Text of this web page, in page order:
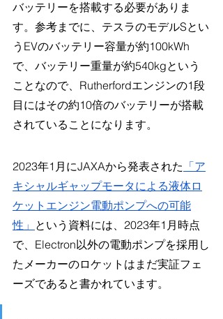
バッテリーを搭載する必要がありま
す。参考までに、テスラのモデルSとい
うEVのバッテリー容量が約100kWh
で、バッテリー重量が約540kgという
ことなので、Rutherfordエンジンの1段
目にはその約10倍のバッテリーが搭載
されていることになります。
2023年1月にJAXAから発表された 「ア
キシャルギャップモータによる液体ロ
ケットエンジン電動ポンプへの可能
性」 という資料には、2023年1月時点
で、Electron以外の電動ポンプを採用し
たメーカーのロケットはまだ実証フェ
ーズであると書かれています。